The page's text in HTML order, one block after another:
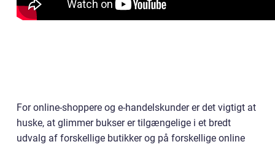
For online-shoppere og e-handelskunder er det vigtigt at
huske, at glimmer bukser er tilgængelige i et bredt
udvalg af forskellige butikker og på forskellige online